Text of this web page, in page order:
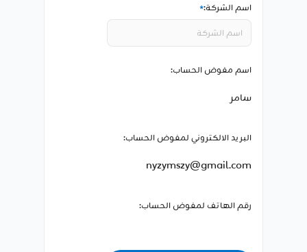
اسم الشركة:
اسم مفوض الحساب:
سامر
البريد الالكتروني لمفوض الحساب:
nyzymszy@gmail.com
رقم الهاتف لمفوض الحساب: